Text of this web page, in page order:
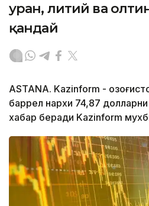
уран, литий ва
қандай
ASTANA. Kazinform -
баррел нархи 74,87
хабар беради Kazinform